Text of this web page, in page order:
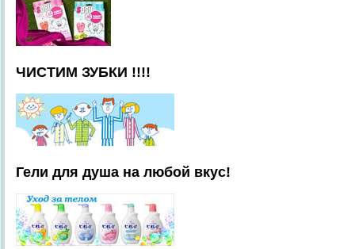
ЧИСТИМ ЗУБКИ !!!!
Гели для душа на любой вкус!